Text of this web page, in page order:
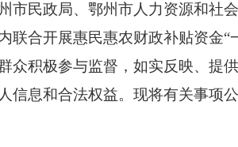
市民政局、鄂州市人力资源和社
联合开展惠民惠农财政补贴资金“
众积极参与监督，如实反映、提
信息和合法权益。现将有关事项